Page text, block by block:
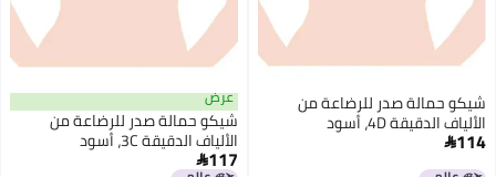
شيكو حمالة صدر للرضاعة من
الألياف الدقيقة 4D، أسود
114
عرض
شيكو حمالة صدر للرضاعة من
الألياف الدقيقة 3C، أسود
117